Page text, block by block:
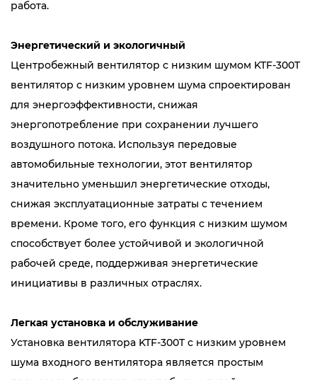
работа.
Энергетический и экологичный
Центробежный вентилятор с низким шумом KTF-300T
вентилятор с низким уровнем шума спроектирован
для энергоэффективности, снижая
энергопотребление при сохранении лучшего
воздушного потока. Используя передовые
автомобильные технологии, этот вентилятор
значительно уменьшил энергетические отходы,
снижая эксплуатационные затраты с течением
времени. Кроме того, его функция с низким шумом
способствует более устойчивой и экологичной
рабочей среде, поддерживая энергетические
инициативы в различных отраслях.
Легкая установка и обслуживание
Установка вентилятора KTF-300T с низким уровнем
шума входного вентилятора является простым